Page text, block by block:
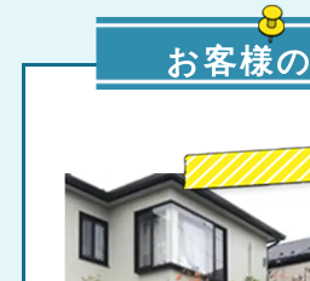
お客様の